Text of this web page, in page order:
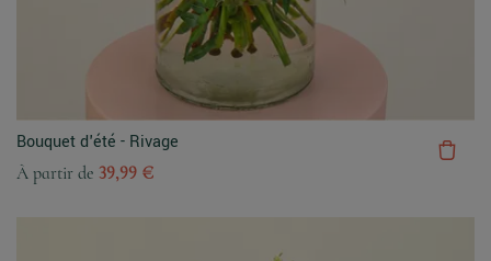
Bouquet d'été - Rivage
À partir de 39,99 €